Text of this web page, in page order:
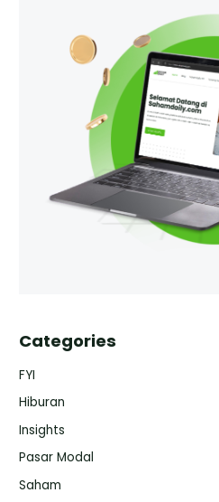
Categories
FYI
Hiburan
Insights
Pasar Modal
Saham